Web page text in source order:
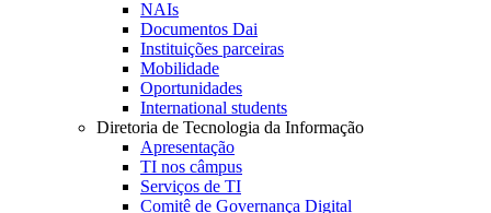
NAIs
Documentos Dai
Instituições parceiras
Mobilidade
Oportunidades
International students
Diretoria de Tecnologia da Informação
Apresentação
TI nos câmpus
Serviços de TI
Comitê de Governança Digital